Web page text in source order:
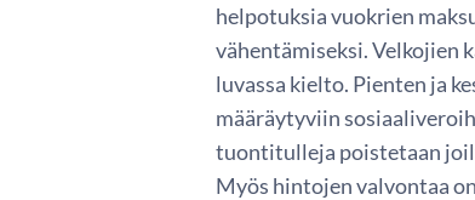
helpotuksia vuokrien
vähentämiseksi. Velkojien
luvassa kielto. Pienten ja
määräytyviin
tuontitulleja poistetaan
Myös hintojen valvontaa